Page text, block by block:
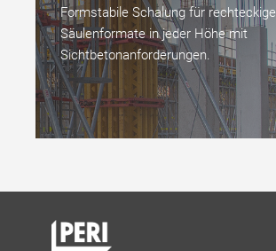
Formstabile Schalung für rechteckige
Säulenformate in jeder Höhe mit
Sichtbetonanforderungen.